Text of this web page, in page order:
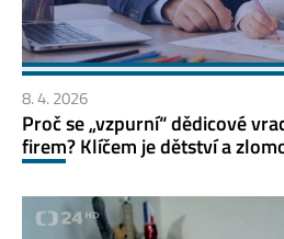
8. 4. 2026
Proč se „vzpurní“ dědicové
firem? Klíčem je dětství a